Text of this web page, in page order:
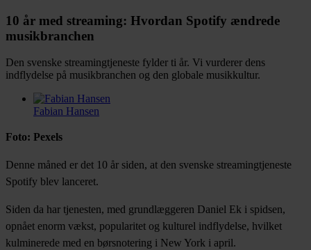
10 år med streaming: Hvordan Spotify ændrede
musikbranchen
Den svenske streamingtjeneste fylder ti år. Vi vurderer dens
indflydelse på musikbranchen og den globale musikkultur.
Fabian Hansen
Facebook
Twitter
LinkedIn
Email
Foto: Pexels
Denne måned er det 10 år siden, at den svenske streamingtjeneste
Spotify blev lanceret.
Siden da har tjenesten, med grundlæggeren Daniel Ek i spidsen,
opnået enorm vækst, popularitet og kulturel indflydelse, hvilket
kulminerede med en børsnotering i New York i april.